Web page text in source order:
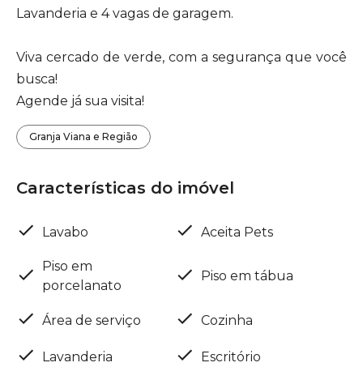
Lavanderia e 4 vagas de garagem.
Viva cercado de verde, com a segurança que você
busca!
Agende já sua visita!
Granja Viana e Região
Características do imóvel
Lavabo Aceita Pets
Piso em
porcelanato
Piso em tábua
Área de serviço Cozinha
Lavanderia Escritório